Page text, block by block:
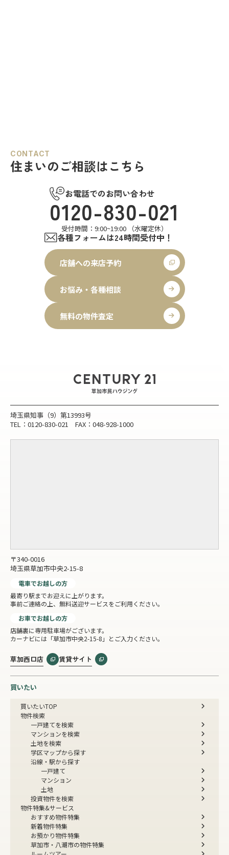
CONTACT
住まいのご相談はこちら
お電話でのお問い合わせ
0120-830-021
受付時間：9:00~19:00 （水曜定休）
各種フォームは24時間受付中！
店舗への来店予約
お悩み・各種相談
無料の物件査定
埼玉県知事（9）第13993号
TEL：0120-830-021 FAX：048-928-1000
〒340-0016
埼玉県草加市中央2-15-8
電車でお越しの方
最寄り駅までお迎えに上がります。
事前ご連絡の上、無料送迎サービスをご利用ください。
お車でお越しの方
店舗裏に専用駐車場がございます。
カーナビには「草加市中央2-15-8」とご入力ください。
草加西口店 賃貸サイト
買いたい
買いたいTOP
物件検索
一戸建てを検索
マンションを検索
土地を検索
学区マップから探す
沿線・駅から探す
一戸建て
マンション
土地
投資物件を検索
物件特集&サービス
おすすめ物件特集
新着物件特集
お預かり物件特集
草加市・八潮市の物件特集